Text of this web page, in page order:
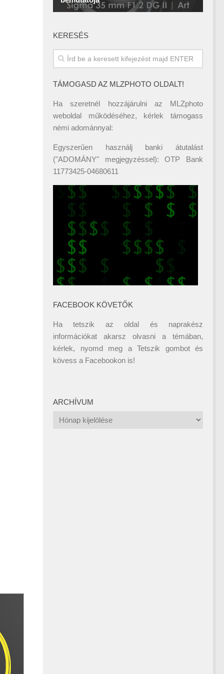
KERESÉS
TÁMOGASD AZ MLZPHOTO OLDALT!
Ha szeretnél hozzájárulni az MLZphoto
weboldal működéséhez, kérlek támogass
némi adománnyal:
Egyszerűen használj banki átutalást
("ADOMÁNY" megjegyzéssel): OTP Bank
11773425-04680611
FACEBOOK KÖVETŐK
Ha tetszik az oldal és naprakész
információkat akarsz olvasni a témában,
kérlek, nyomd meg a Tetszik gombot és
kövess a Facebookon is!
ARCHÍVUM
Archívum